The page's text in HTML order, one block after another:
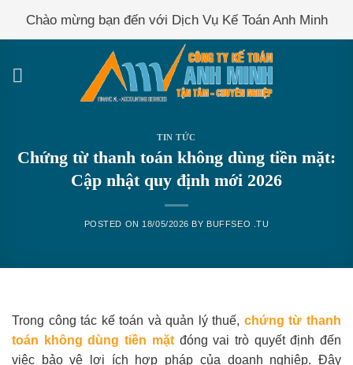
Chào mừng bạn đến với Dịch Vụ Kế Toán Anh Minh
TIN TỨC
Chứng từ thanh toán không dùng tiền mặt:
Cập nhật quy định mới 2026
POSTED ON 18/05/2026 BY BUFFSEO .TU
Trong công tác kế toán và quản lý thuế, chứng từ thanh
toán không dùng tiền mặtđóng vai trò quyết định đến
việc bảo vệ lợi ích hợp pháp của doanh nghiệp. Đây